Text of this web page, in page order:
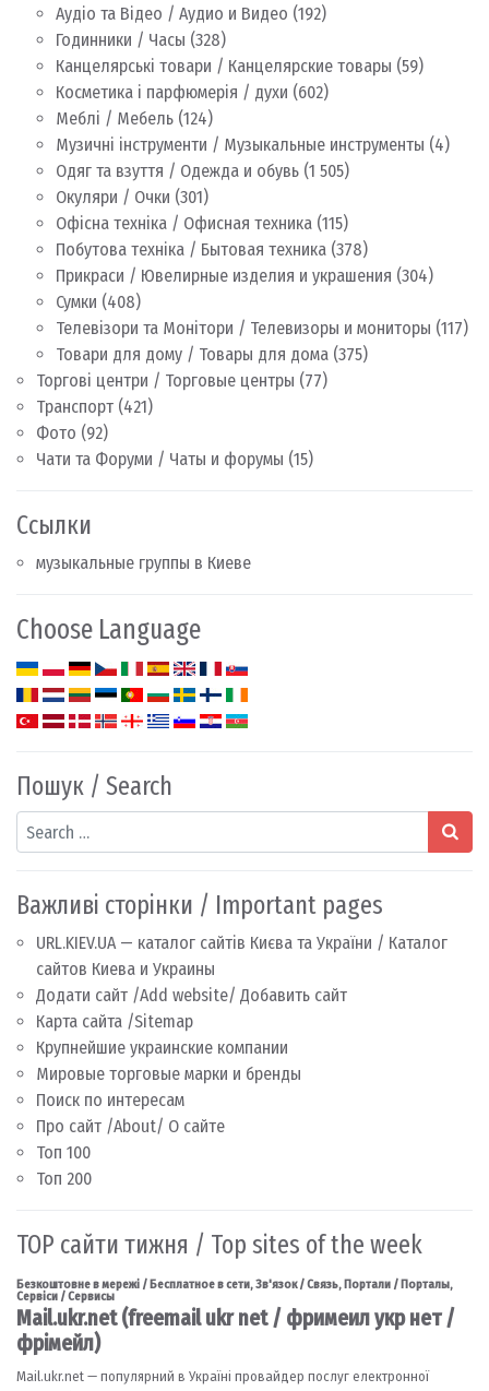
Аудіо та Відео / Аудио и Видео (192)
Годинники / Часы (328)
Канцелярські товари / Канцелярские товары (59)
Косметика і парфюмерія / духи (602)
Меблі / Мебель (124)
Музичні інструменти / Музыкальные инструменты (4)
Одяг та взуття / Одежда и обувь (1 505)
Окуляри / Очки (301)
Офісна техніка / Офисная техника (115)
Побутова техніка / Бытовая техника (378)
Прикраси / Ювелирные изделия и украшения (304)
Сумки (408)
Телевізори та Монітори / Телевизоры и мониторы (117)
Товари для дому / Товары для дома (375)
Торгові центри / Торговые центры (77)
Транспорт (421)
Фото (92)
Чати та Форуми / Чаты и форумы (15)
Ссылки
музыкальные группы в Киеве
Choose Language
Пошук / Search
Search
Важливі сторінки / Important pages
URL.KIEV.UA — каталог сайтів Києва та України / Каталог
сайтов Киева и Украины
Додати сайт /Add website/ Добавить сайт
Карта сайта /Sitemap
Крупнейшие украинские компании
Мировые торговые марки и бренды
Поиск по интересам
Про сайт /About/ О сайте
Топ 100
Топ 200
TOP сайти тижня / Top sites of the week